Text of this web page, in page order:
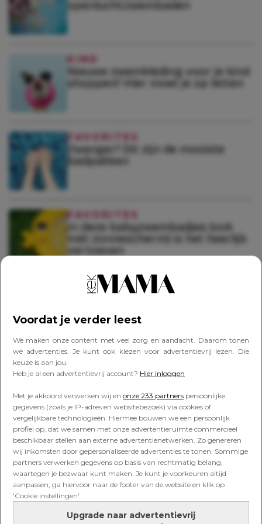
Voordat je verder leest
We maken onze content met veel zorg en aandacht. Daarom tonen
we advertenties. Je kunt ook kiezen voor advertentievrij lezen. Die
keuze is aan jou.
Heb je al een advertentievrij account? Hier inloggen
Met je akkoord verwerken wij en onze 233 partners persoonlijke
gegevens (zoals je IP-adres en websitebezoek) via cookies of
vergelijkbare technologieën. Hiermee bouwen we een persoonlijk
profiel op, dat we samen met onze advertentieruimte commercieel
beschikbaar stellen aan externe advertentienetwerken. Zo genereren
wij inkomsten door gepersonaliseerde advertenties te tonen. Sommige
partners verwerken gegevens op basis van rechtmatig belang,
waartegen je bezwaar kunt maken. Je kunt je voorkeuren altijd
aanpassen; ga hiervoor naar de footer van de website en klik op
'Cookie instellingen'.
Upgrade naar advertentievrij
openluchtzwembaden
KIND
Nieuwe zwemkleding voor je kind
shoppen? Híer moet je op letten
FAVORITES
Zwanger? Dit zijn de mooiste
badpakken
FAVORITES
In deze babyzwembadjes (ook
mét zonnescherm) is het heerlijk
vertoeven
FAVORITES
opblaasbare zwembaden voor je
kind
KIND
je op letten als je een
opblaasbaar zwembad koopt
FAVORITES
Lekker spetteren: de leukste
zwembroeken voor je kind